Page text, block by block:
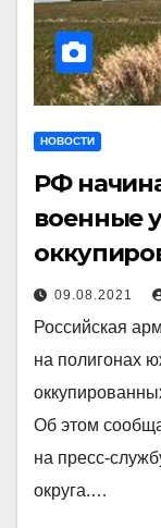
НОВОСТИ
РФ
военные
09.08.2021
Российская
на полигонах
Об этом
на пресс-
округа.…